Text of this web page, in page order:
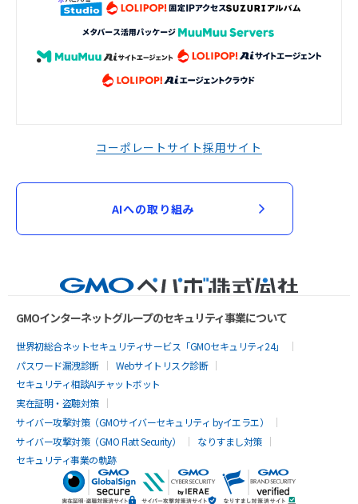
コーポレートサイト採用サイト
AIへの取り組み
GMOインターネットグループのセキュリティ事業について
世界初総合ネットセキュリティサービス「GMOセキュリティ24」
パスワード漏洩診断
Webサイトリスク診断
セキュリティ相談AIチャットボット
実在証明・盗聴対策
サイバー攻撃対策（GMOサイバーセキュリティ byイエラエ）
サイバー攻撃対策（GMO Flatt Security）
なりすまし対策
セキュリティ事業の軌跡